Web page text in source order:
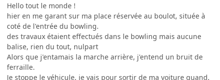
Hello tout le monde !
hier en me garant sur ma place réservée au boulot, située à
coté de l'entrée du bowling.
des travaux étaient effectués dans le bowling mais aucune
balise, rien du tout, nulpart
Alors que j'entamais la marche arrière, j'entend un bruit de
ferraille.
Je stoppe le véhicule, je vais pour sortir de ma voiture quand,